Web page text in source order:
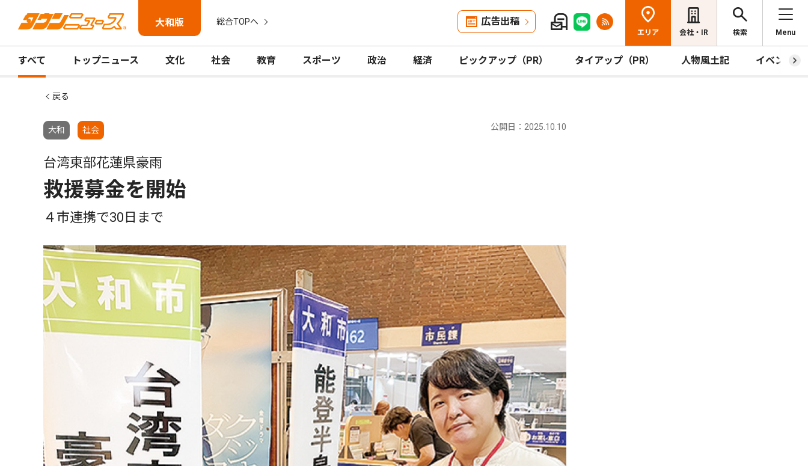
大和版 総合TOPへ 広告出稿
エリア 会社・IR 検索 Menu
すべて トップニュース 文化 社会 教育 スポーツ 政治 経済 ピックアップ（PR） タイアップ（PR） 人物風土記 イベント
戻る
大和 社会 公開日：2025.10.10
台湾東部花蓮県豪雨
救援募金を開始
４市連携で30日まで